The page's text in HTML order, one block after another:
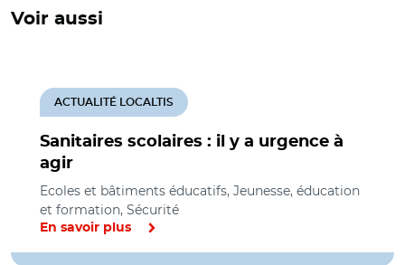
Voir aussi
Sanitaires scolaires : il y a urgence à
agir
ACTUALITÉ LOCALTIS
Ecoles et bâtiments éducatifs, Jeunesse, éducation
et formation, Sécurité
En savoir plus